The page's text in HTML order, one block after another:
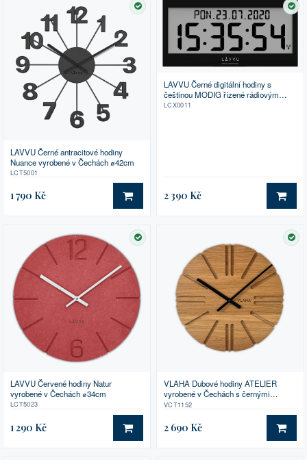
SKLADEM
LAVVU Černé antracitové hodiny
Nuance vyrobené v Čechách ⌀42cm
LCT5001
1 790 Kč DO KOŠÍKU
LAVVU Černé digitální hodiny s
češtinou MODIG řízené rádiovým
signálem
LCX0011
2 390 Kč DO
SKLADEM
LAVVU Červené hodiny Natur
vyrobené v Čechách ⌀34cm
LCT5023
1 290 Kč DO KOŠÍKU
VLAHA Dubové hodiny ATELIER
vyrobené v Čechách s černými
ručkami ⌀32,5cm
VCT1152
2 690 Kč DO